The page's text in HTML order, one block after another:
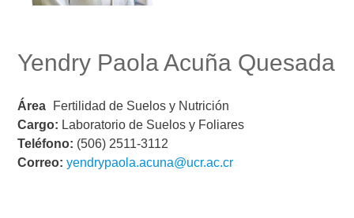
Yendry Paola Acuña Quesada
Área
Fertilidad de Suelos y Nutrición
Cargo: Laboratorio de Suelos y Foliares
Teléfono: (506) 2511-3112
Correo: yendrypaola.acuna@ucr.ac.cr